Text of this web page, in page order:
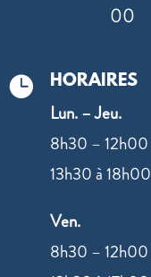
00
 HORAIRES
Lun. – Jeu.
8h30 – 12h00
13h30 à 18h00
Ven.
8h30 – 12h00